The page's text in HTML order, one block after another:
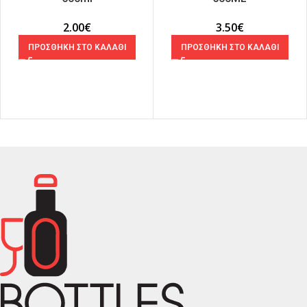
2.00€
ΠΡΟΣΘΗΚΗ ΣΤΟ ΚΑΛΑΘΙ
3.50€
ΠΡΟΣΘΗΚΗ ΣΤΟ ΚΑΛΑΘΙ